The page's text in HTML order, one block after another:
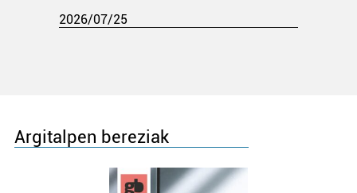
2026/07/25
Argitalpen bereziak